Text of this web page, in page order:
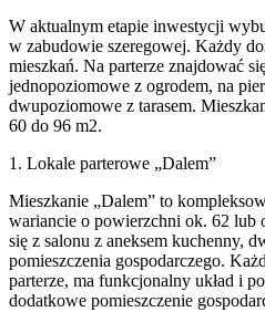
W aktualnym etapie inwestycji
w zabudowie szeregowej. Każdy
mieszkań. Na parterze znajdować
jednopoziomowe z ogrodem, na
dwupoziomowe z tarasem.
60 do 96 m2.
1. Lokale parterowe „Dalem”
Mieszkanie „Dalem” to
wariancie o powierzchni ok. 62 lub
się z salonu z aneksem kuchenny,
pomieszczenia gospodarczego.
parterze, ma funkcjonalny układ i
dodatkowe pomieszczenie